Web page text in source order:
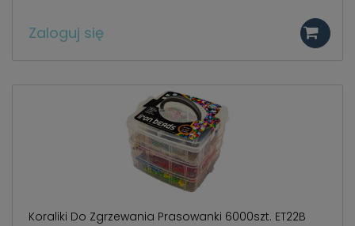
Zaloguj się
Koraliki Do Zgrzewania Prasowanki 6000szt. ET22B